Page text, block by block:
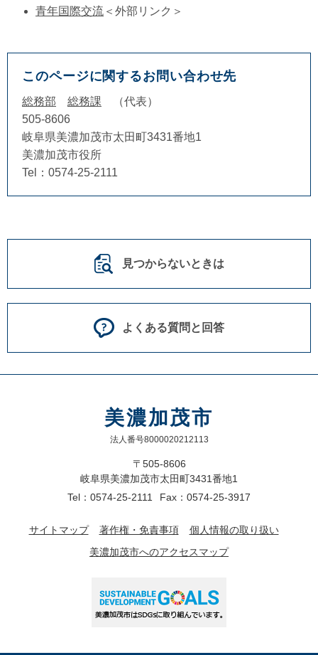
青年国際交流 ＜外部リンク＞
このページに関するお問い合わせ先
総務部 総務課
代表
505-8606
岐阜県美濃加茂市太田町3431番地1
美濃加茂市役所
Tel：0574-25-2111
見つからないときは
よくある質問と回答
美濃加茂市
法人番号8000020212113
〒505-8606
岐阜県美濃加茂市太田町3431番地1
Tel：0574-25-2111
Fax：0574-25-3917
サイトマップ 著作権・免責事項
個人情報の取り扱い
美濃加茂市へのアクセスマップ